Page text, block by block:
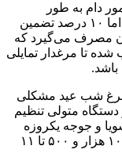
دام به طور
مستقیم مرغ را از مرغدار خریداری نمی‌کند، اما ۱۰ درصد تضمین
مصرف می‌گیرد که
شده تا مرغدار تمایلی
باشد.
مرغ شب عید مشکلی
متولی تنظیم
و جوجه یکروزه
رها کند، بدون تردید قیمت تمام شده تولید به ۱۰ هزار و ۵۰۰ تا ۱۱